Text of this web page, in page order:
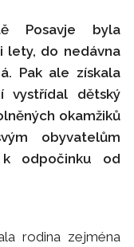
Posavje byla
lety, do nedávna
Pak ale získala
vystřídal dětský
okamžiků
obyvatelům
odpočinku od
rodina zejména